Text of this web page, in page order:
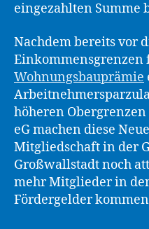
eingezahlten Summe
Nachdem bereits vor
Einkommensgrenzen
Wohnungsbauprämie
höheren Obergrenzen
eG machen diese
Mitgliedschaft in der
Großwallstadt noch
mehr Mitglieder in
Fördergelder